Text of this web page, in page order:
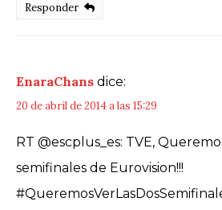
Responder
EnaraChans dice:
20 de abril de 2014 a las 15:29
RT @escplus_es: TVE,
semifinales de Eurovision!!!